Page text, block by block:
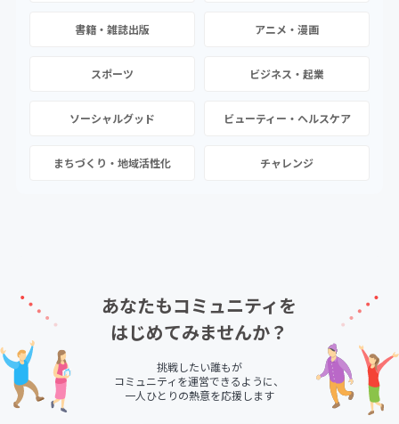
書籍・雑誌出版 アニメ・漫画
スポーツ ビジネス・起業
ソーシャルグッド ビューティー・ヘルスケア
まちづくり・地域活性化 チャレンジ
あなたもコミュニティを
はじめてみませんか？
挑戦したい誰もが
コミュニティを運営できるように、
一人ひとりの熱意を応援します